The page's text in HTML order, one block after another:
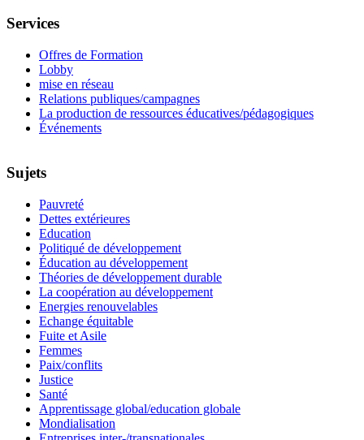
Services
Offres de Formation
Lobby
mise en réseau
Relations publiques/campagnes
La production de ressources éducatives/pédagogiques
Événements
Sujets
Pauvreté
Dettes extérieures
Education
Politiqué de développement
Éducation au développement
Théories de développement durable
La coopération au développement
Energies renouvelables
Echange équitable
Fuite et Asile
Femmes
Paix/conflits
Justice
Santé
Apprentissage global/education globale
Mondialisation